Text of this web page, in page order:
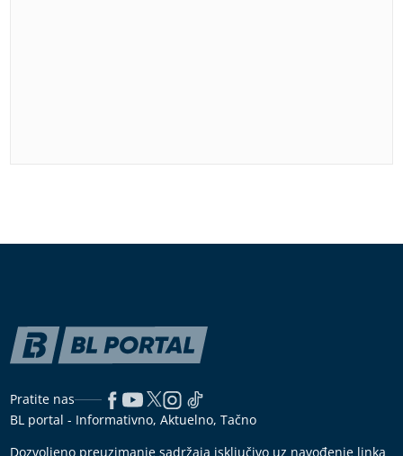
Pratite nas
BL portal - Informativno, Aktuelno, Tačno
Dozvoljeno preuzimanje sadržaja isključivo uz navođenje linka